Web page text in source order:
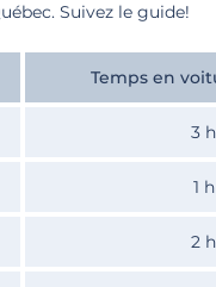
Suivez le guide!
Temps en
3
1
2